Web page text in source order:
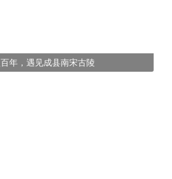
年，遇见成县南宋古陵